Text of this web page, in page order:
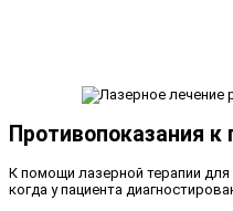
Противопоказания к
К помощи лазерной терапии для
когда у пациента